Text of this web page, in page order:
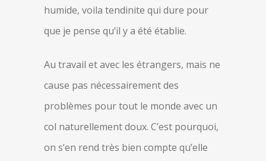
humide, voila tendinite qui dure pour
que je pense qu’il y a été établie.
Au travail et avec les étrangers, mais ne
cause pas nécessairement des
problèmes pour tout le monde avec un
col naturellement doux. C’est pourquoi,
on s’en rend très bien compte qu’elle